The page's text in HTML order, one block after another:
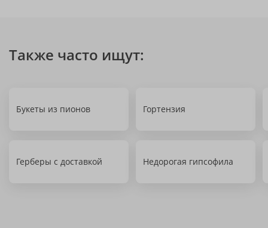
Также часто ищут:
Букеты из пионов Гортензия
Герберы с доставкой Недорогая гипсофила